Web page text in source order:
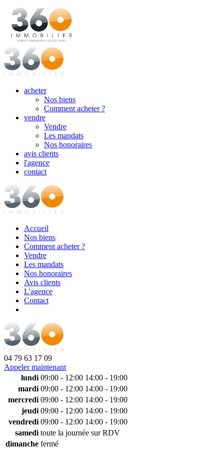
acheter
Nos biens
Comment acheter ?
vendre
Vendre
Les mandats
Nos honoraires
avis clients
l'agence
contact
Accueil
Nos biens
Comment acheter ?
Vendre
Les mandats
Nos honoraires
Avis clients
L'agence
Contact
04 79 63 17 09
Appeler maintenant
lundi 09:00 - 12:00 14:00 - 19:00
mardi 09:00 - 12:00 14:00 - 19:00
mercredi 09:00 - 12:00 14:00 - 19:00
jeudi 09:00 - 12:00 14:00 - 19:00
vendredi 09:00 - 12:00 14:00 - 19:00
samedi toute la journée sur RDV
dimanche fermé